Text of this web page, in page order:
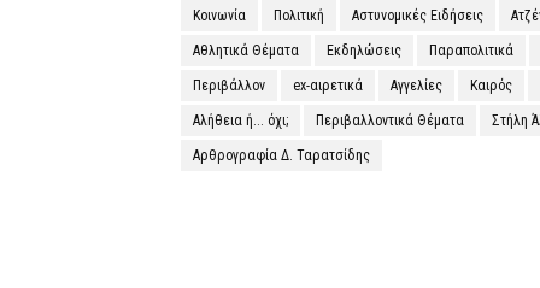
Κοινωνία Πολιτική Αστυνομικές Ειδήσεις
Αθλητικά Θέματα Εκδηλώσεις Παραπολιτικά
Περιβάλλον ex-αιρετικά Αγγελίες Καιρός
Αλήθεια ή... όχι; Περιβαλλοντικά Θέματα Στήλη
Αρθρογραφία Δ. Ταρατσίδης